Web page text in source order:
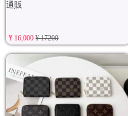
通販
¥ 16,000¥ 17200